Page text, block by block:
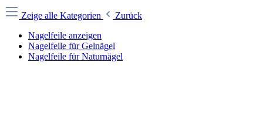
Zeige alle Kategorien
Zurück
Nagelfeile anzeigen
Nagelfeile für Gelnägel
Nagelfeile für Naturnägel